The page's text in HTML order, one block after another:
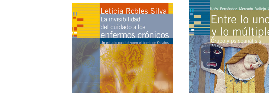
DEPORTES Y ACTIVIDADES DE OCIO
ECONOMÍA, FINANZAS,